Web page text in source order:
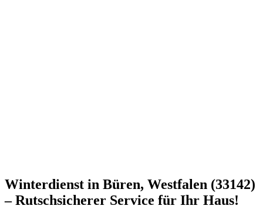
Winterdienst in Büren, Westfalen (33142)
– Rutschsicherer Service für Ihr Haus!